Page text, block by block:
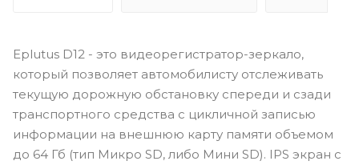
Eplutus D12 - это видеорегистратор-зеркало,
который позволяет автомобилисту отслеживать
текущую дорожную обстановку спереди и сзади
транспортного средства с цикличной записью
информации на внешнюю карту памяти объемом
до 64 Гб (тип Микро SD, либо Мини SD). IPS экран с